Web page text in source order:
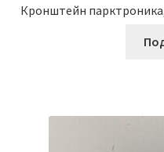
Кронштейн